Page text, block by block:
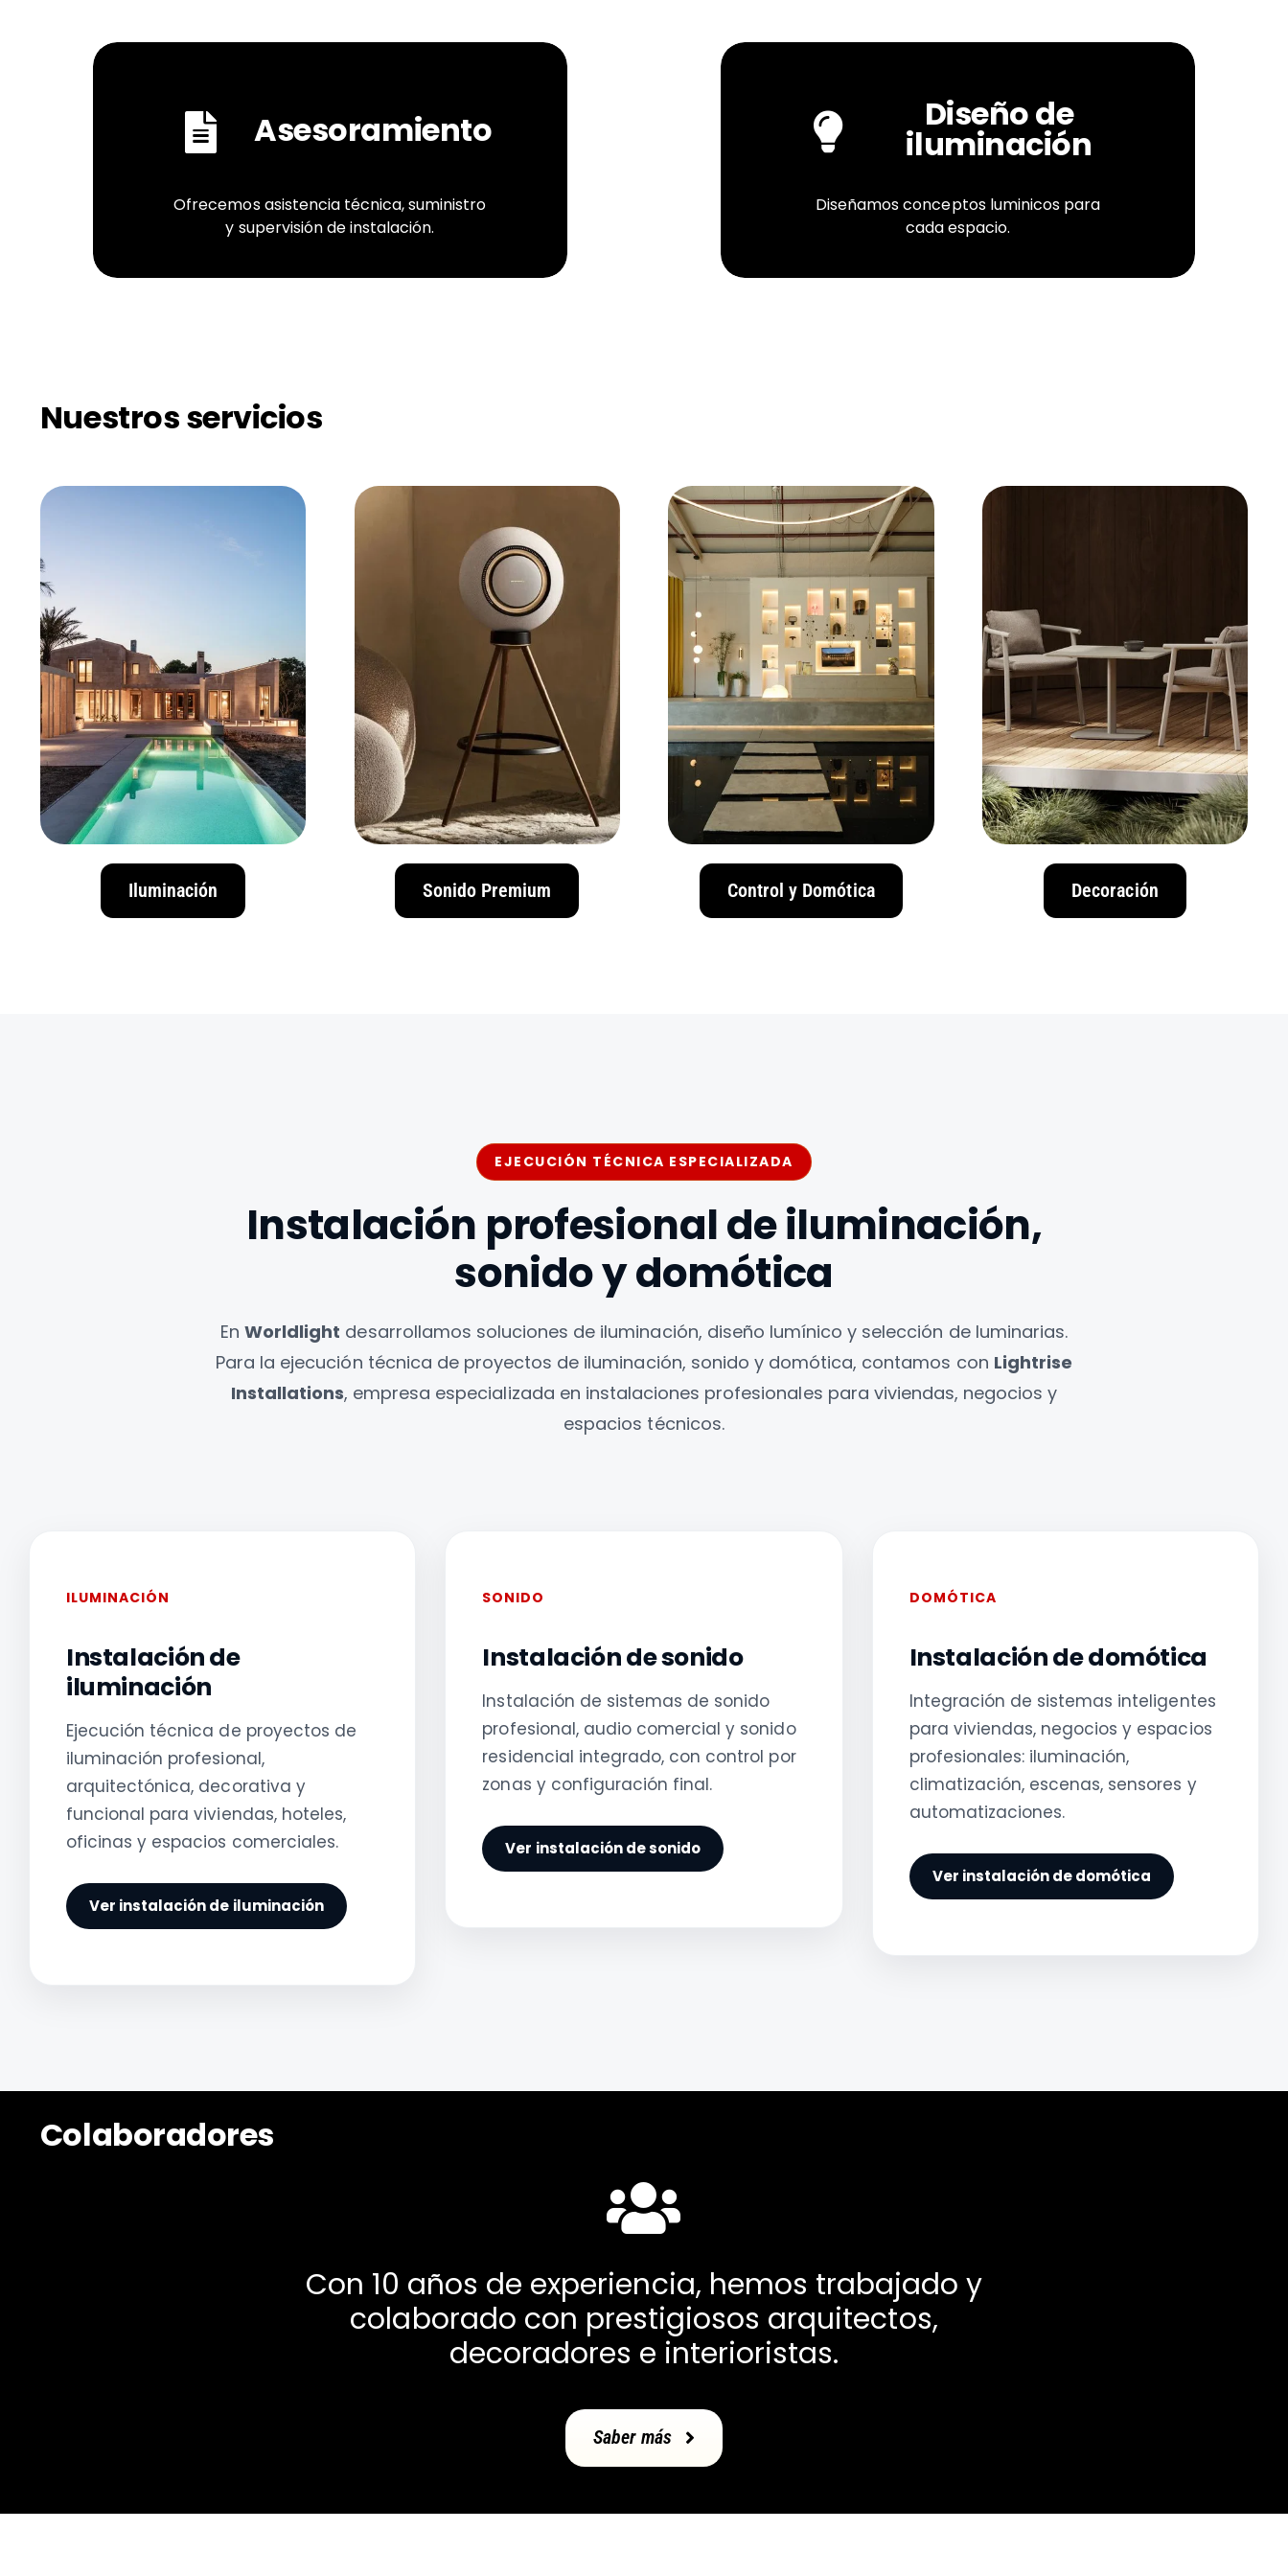
Asesoramiento
Ofrecemos asistencia técnica, suministro
y supervisión de instalación.
Diseño de
iluminación
Diseñamos conceptos luminicos para
cada espacio.
Nuestros servicios
Iluminación Sonido Premium Control y Domótica Decoración
EJECUCIÓN TÉCNICA ESPECIALIZADA
Instalación profesional de iluminación,
sonido y domótica
EnWorldlight desarrollamos soluciones de iluminación, diseño lumínico y selección de luminarias.
Para la ejecución técnica de proyectos de iluminación, sonido y domótica, contamos con Lightrise
Installations, empresa especializada en instalaciones profesionales para viviendas, negocios y
espacios técnicos.
ILUMINACIÓN
Instalación de
iluminación
Ejecución técnica de proyectos de
iluminación profesional,
arquitectónica, decorativa y
funcional para viviendas, hoteles,
oficinas y espacios comerciales.
Ver instalación de iluminación
SONIDO
Instalación de sonido
Instalación de sistemas de sonido
profesional, audio comercial y sonido
residencial integrado, con control por
zonas y configuración final.
Ver instalación de sonido
DOMÓTICA
Instalación de domótica
Integración de sistemas inteligentes
para viviendas, negocios y espacios
profesionales: iluminación,
climatización, escenas, sensores y
automatizaciones.
Ver instalación de domótica
Colaboradores
Con 10 años de experiencia, hemos trabajado y
colaborado con prestigiosos arquitectos,
decoradores e interioristas.
Saber más